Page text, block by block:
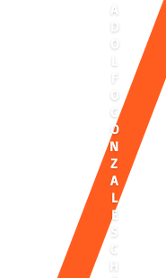
A
D
O
F
O
G
O
N
Z
A
L
E
S
C
H